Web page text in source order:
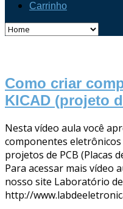
Carrinho
Como criar
KICAD (projeto
Nesta vídeo aula você
componentes
projetos de PCB (Placas
Para acessar mais vídeo
nosso site Laboratório
http://